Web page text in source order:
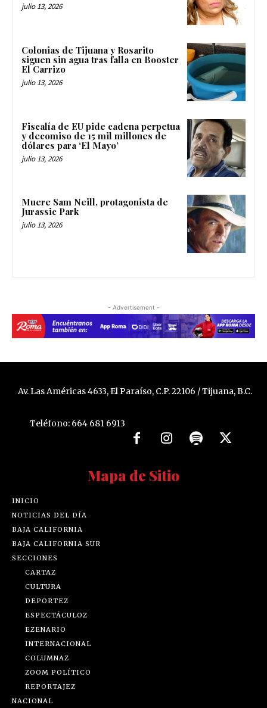
julio 13, 2026
Colonias de Tijuana y Rosarito
siguen sin agua tras falla en Booster
El Carrizo
julio 13, 2026
Fiscalía de EU pide cadena perpetua
y decomiso de 15 mil millones de
dólares para ‘El Mayo’
julio 13, 2026
Muere Sam Neill, protagonista de
Jurassic Park
julio 13, 2026
- Advertisement -
Av. Las Américas 4633, El Paraíso, C.P. 22106 / Tijuana, B.C.
Teléfono: 664 681 6913
Mapa de Sitio
INICIO
NOTICIAS DEL DÍA
BAJA CALIFORNIA
BAJA CALIFORNIA SUR
SECCIONES
CARTAZ
CULTURA
DEPORTEZ
ESPECTÁCULOZ
EZENARIO
INTERNACIONAL
COLUMNAZ
ZOOM POLÍTICO
REPORTAJEZ
NACIONAL